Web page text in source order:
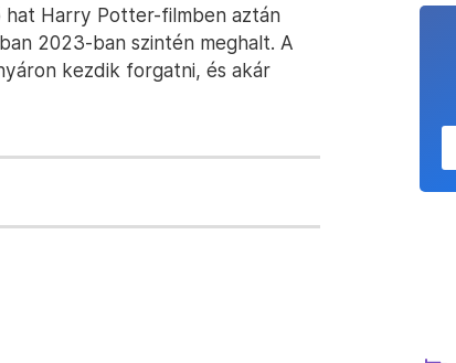
hat Harry Potter-filmben aztán
2023-ban szintén meghalt. A
kezdik forgatni, és akár